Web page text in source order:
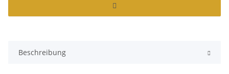
Beschreibung